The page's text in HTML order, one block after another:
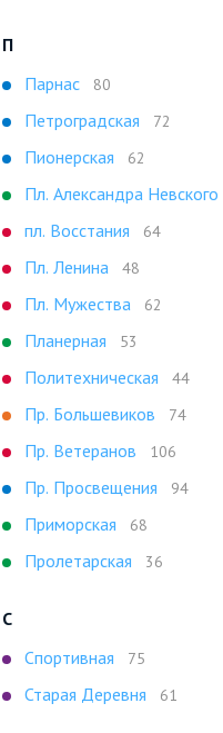
П
Парнас
80
Петроградская 72
Пионерская 62
Пл. Александра
пл. Восстания 64
Пл. Ленина 48
Пл. Мужества 62
Планерная 53
Политехническая 44
Пр. Большевиков 74
Пр. Ветеранов 106
Пр. Просвещения 94
Приморская 68
Пролетарская 36
С
Спортивная
75
Старая Деревня 61